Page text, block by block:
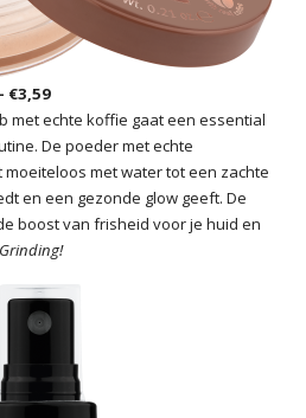
€3,59
met echte koffie gaat een essential
De poeder met echte
met water tot een zachte
en een gezonde glow geeft. De
boost van frisheid voor je huid en